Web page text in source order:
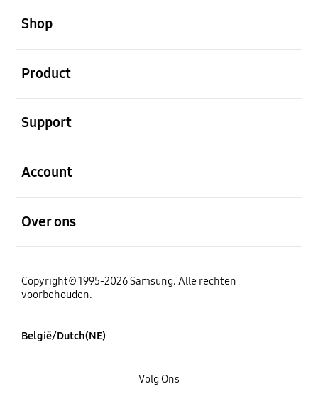
Shop
Product
Support
Account
Over ons
Copyright© 1995-2026 Samsung. Alle rechten
voorbehouden.
België/Dutch(NE)
Volg Ons